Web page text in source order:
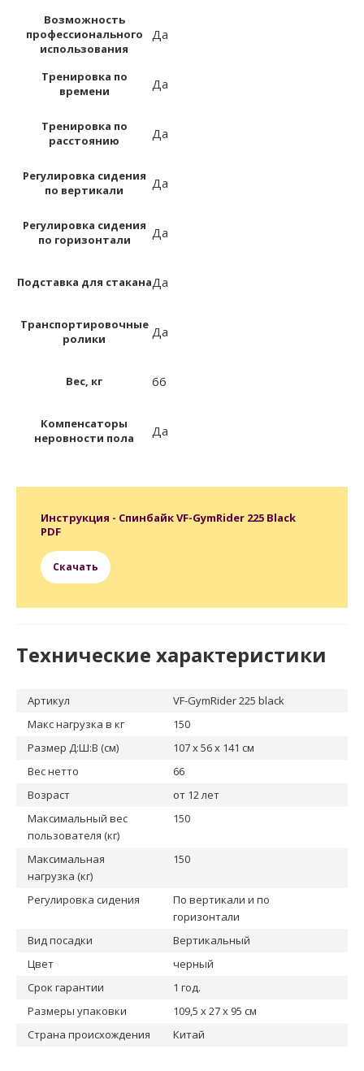
Возможность
профессионального
использования
Да
Тренировка по
времени
Да
Тренировка по
расстоянию
Да
Регулировка сидения
по вертикали
Да
Регулировка сидения
по горизонтали
Да
Подставка для стаканаДа
Транспортировочные
ролики
Да
Вес, кг 66
Компенсаторы
неровности пола
Да
Инструкция - Спинбайк VF-GymRider 225 Black
PDF
Скачать
Технические характеристики
Артикул
VF-GymRider 225 black
Макс нагрузка в кг
150
Размер Д:Ш:В (см)
107 х 56 х 141 см
Вес нетто
66
Возраст
от 12 лет
Максимальный вес
пользователя (кг)
150
Максимальная
нагрузка (кг)
150
Регулировка сидения
По вертикали и по
горизонтали
Вид посадки
Вертикальный
Цвет
черный
Срок гарантии
1 год.
Размеры упаковки
109,5 х 27 х 95 см
Страна происхождения
Китай